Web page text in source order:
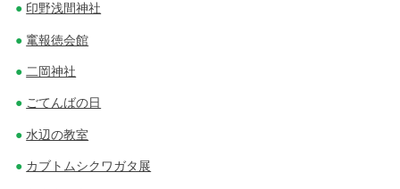
印野浅間神社
竃報徳会館
二岡神社
ごてんばの日
水辺の教室
カブトムシクワガタ展